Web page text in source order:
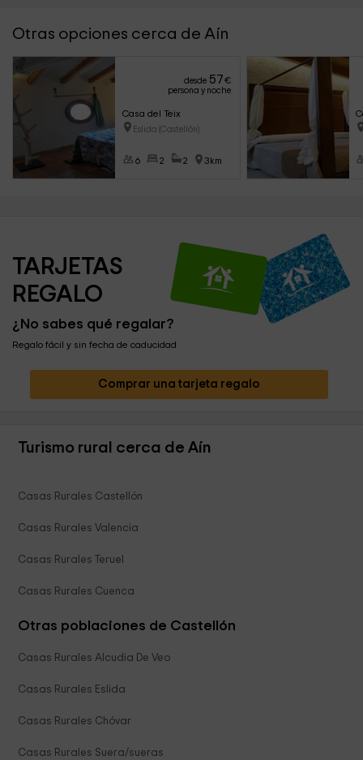
Otras opciones cerca de Aín
desde 57€
persona y noche
Casa del Teix
Eslida (Castellón)
6 2 2 3km
TARJETAS
REGALO
¿No sabes qué regalar?
Regalo fácil y sin fecha de caducidad
Comprar una tarjeta regalo
Turismo rural cerca de Aín
Casas Rurales Castellón
Casas Rurales Valencia
Casas Rurales Teruel
Casas Rurales Cuenca
Otras poblaciones de Castellón
Casas Rurales Alcudia De Veo
Casas Rurales Eslida
Casas Rurales Chóvar
Casas Rurales Suera/sueras